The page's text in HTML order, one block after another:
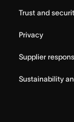
Trust and
Privacy
Supplier
Sustainability